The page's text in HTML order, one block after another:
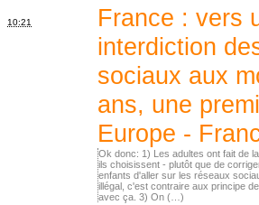
10:21
France : vers
interdiction
sociaux aux
ans, une
Europe -
Ok donc: 1) Les adultes ont fait de
ils choisissent - plutôt que de
enfants d'aller sur les réseaux
illégal, c'est contraire aux principe
avec ça. 3) On (…)